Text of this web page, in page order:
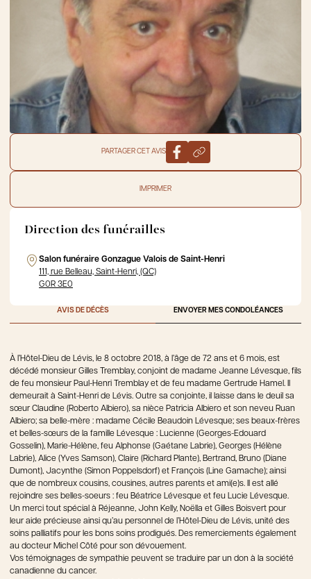
PARTAGER CET AVIS
IMPRIMER
Direction des funérailles
Salon funéraire Gonzague Valois de Saint-Henri
111, rue Belleau, Saint-Henri, (QC)
G0R 3E0
AVIS DE DÉCÈS ENVOYER MES CONDOLÉANCES
À l’Hôtel-Dieu de Lévis, le 8 octobre 2018, à l’âge de 72 ans et 6 mois, est
décédé monsieur Gilles Tremblay, conjoint de madame Jeanne Lévesque, fils
de feu monsieur Paul-Henri Tremblay et de feu madame Gertrude Hamel. Il
demeurait à Saint-Henri de Lévis. Outre sa conjointe, il laisse dans le deuil sa
sœur Claudine (Roberto Albiero), sa nièce Patricia Albiero et son neveu Ruan
Albiero; sa belle-mère : madame Cécile Beaudoin Lévesque; ses beaux-frères
et belles-sœurs de la famille Lévesque : Lucienne (Georges-Edouard
Gosselin), Marie-Hélène, feu Alphonse (Gaétane Labrie), Georges (Hélène
Labrie), Alice (Yves Samson), Claire (Richard Plante), Bertrand, Bruno (Diane
Dumont), Jacynthe (Simon Poppelsdorf) et François (Line Gamache); ainsi
que de nombreux cousins, cousines, autres parents et ami(e)s. Il est allé
rejoindre ses belles-soeurs : feu Béatrice Lévesque et feu Lucie Lévesque.
Un merci tout spécial à Réjeanne, John Kelly, Noëlla et Gilles Boisvert pour
leur aide précieuse ainsi qu’au personnel de l’Hôtel-Dieu de Lévis, unité des
soins palliatifs pour les bons soins prodigués. Des remerciements également
au docteur Michel Côté pour son dévouement.
Vos témoignages de sympathie peuvent se traduire par un don à la société
canadienne du cancer.